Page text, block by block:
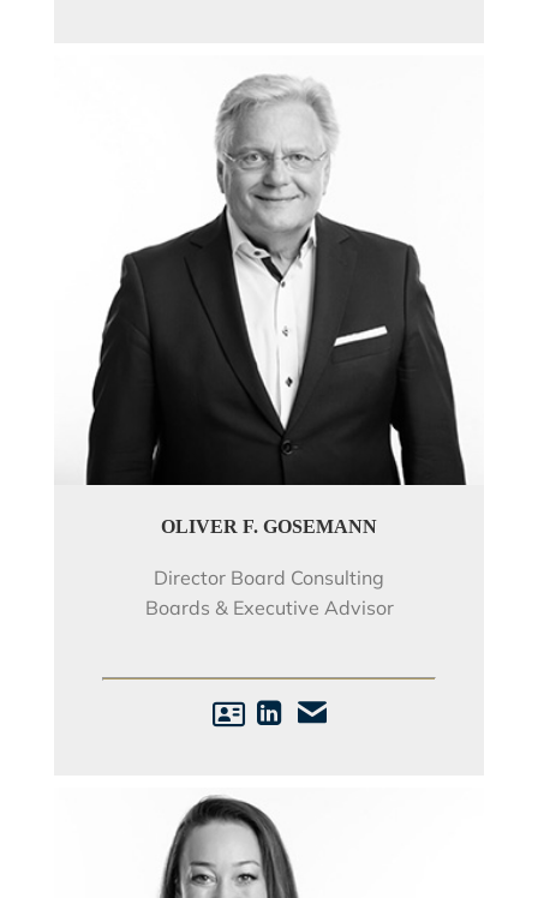
OLIVER F. GOSEMANN
Director Board Consulting
Boards & Executive Advisor